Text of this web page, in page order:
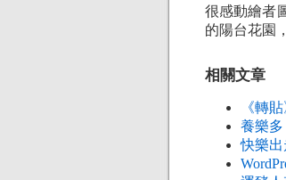
很感動繪者
的陽台花園
相關文章
《轉
養樂多
快樂出